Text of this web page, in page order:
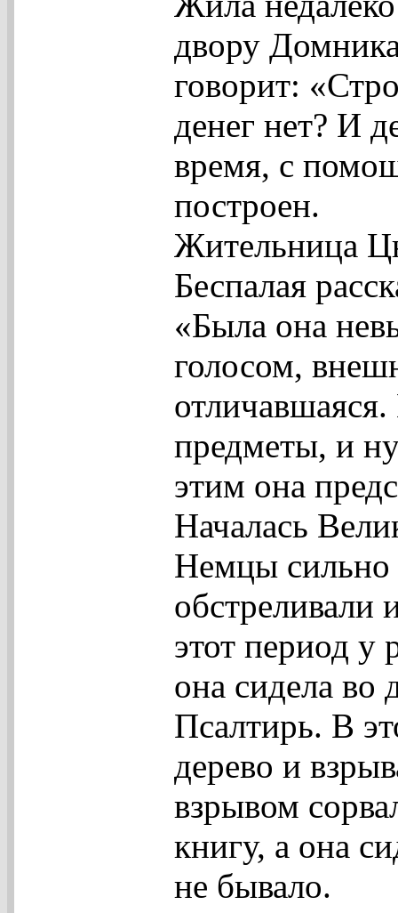
двору
говорит:
денег нет? И
время, с
построен.
Жительница
Беспалая
«Была она
голосом,
предметы, и
этим она
Началась
Немцы
обстреливали
этот период
она сидела во
Псалтирь. В
дерево и
взрывом
книгу, а она
не бывало.